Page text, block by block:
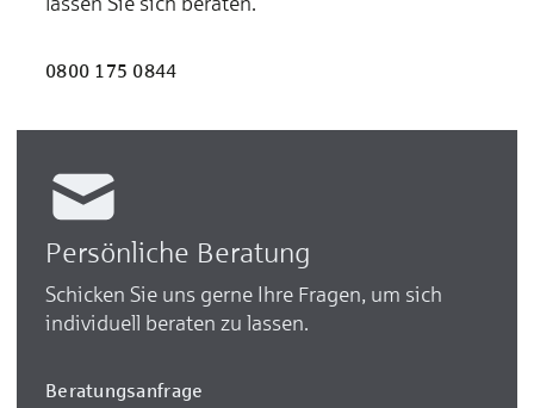
0800 175 0844
Persönliche Beratung
Schicken Sie uns gerne Ihre Fragen, um sich
individuell beraten zu lassen.
Beratungsanfrage